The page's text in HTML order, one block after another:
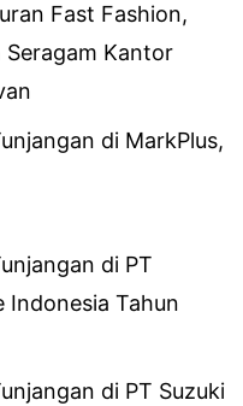
Fast Fashion,
Seragam Kantor
di MarkPlus,
di PT
Tahun
di PT Suzuki